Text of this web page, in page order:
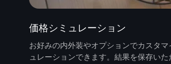
価格シミュレーション
お好みの内外装やオプションでカスタ
ュレーションできます。結果を保存い